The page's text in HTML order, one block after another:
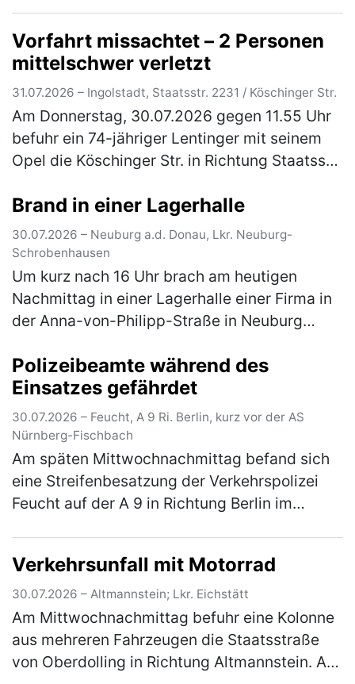
(mehr)
Vorfahrt missachtet – 2 Personen
mittelschwer verletzt
31.07.2026 – Ingolstadt, Staatsstr. 2231 / Köschinger Str.
Am Donnerstag, 30.07.2026 gegen 11.55 Uhr
befuhr ein 74-jähriger Lentinger mit seinem
Opel die Köschinger Str. in Richtung Staatsstr.
Zeitgleich fuhr auf…(mehr)
Brand in einer Lagerhalle
30.07.2026 – Neuburg a.d. Donau, Lkr. Neuburg-
Schrobenhausen
Um kurz nach 16 Uhr brach am heutigen
Nachmittag in einer Lagerhalle einer Firma in
der Anna-von-Philipp-Straße in Neuburg
Kräfte der Feuerwehr konnten den B…
Polizeibeamte während des
Einsatzes gefährdet
30.07.2026 – Feucht, A 9 Ri. Berlin, kurz vor der AS
Nürnberg-Fischbach
Am späten Mittwochnachmittag befand sich
eine Streifenbesatzung der Verkehrspolizei
Feucht auf der A 9 in Richtung Berlin im
Verkehrsunfall mit Motorrad
30.07.2026 – Altmannstein; Lkr. Eichstätt
Am Mittwochnachmittag befuhr eine Kolonne
aus mehreren Fahrzeugen die Staatsstraße
von Oberdolling in Richtung Altmannstein. Aus